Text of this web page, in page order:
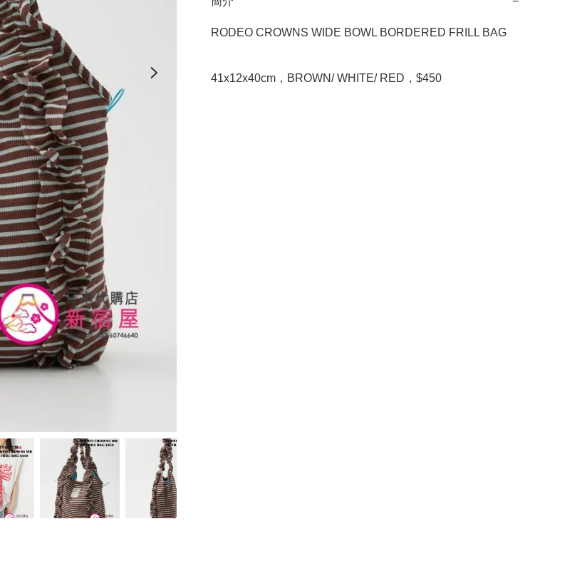
RODEO CROWNS WIDE BOWL BORDERED FRILL BAG
41x12x40cm，BROWN/ WHITE/ RED，$450